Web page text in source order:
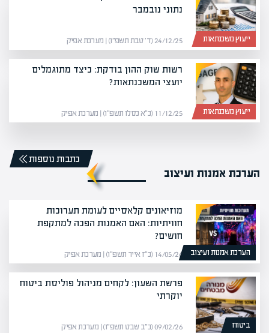
ייעוץ משכנתאות
נתוני נובמבר
24/12/25 (ד׳ טבת תשפ״ו) | מערכת אפיק
ייעוץ משכנתאות
רשות שוק ההון בודקת: כיצד מתוגמלים
יועצי המשכנתאות?
11/12/25 (כ״א כסלו תשפ״ו) | מערכת אפיק
הערכת אמנות ועיצוב
כתבות נוספות
הערכת אמנות ועיצוב
מוזיאונים קלאסיים לעומת תערוכות
חוויתיות: האם האמנות הפכה למתקפת
חושים?
14/05/26 (כ״ז אייר תשפ״ו) | מערכת אפיק
ביטוח
פרשת השעון: לקחים מניהול פוליסת ביטוח
יוקרתי
09/02/26 (כ״ב שבט תשפ״ו) | מערכת אפיק